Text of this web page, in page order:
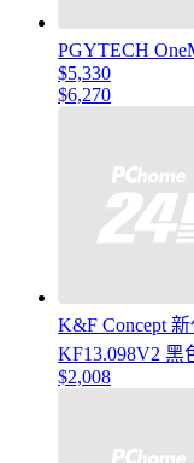
PGYTECH
$5,330
$6,270
K&F Concept
KF13.098V2 黑
$2,008